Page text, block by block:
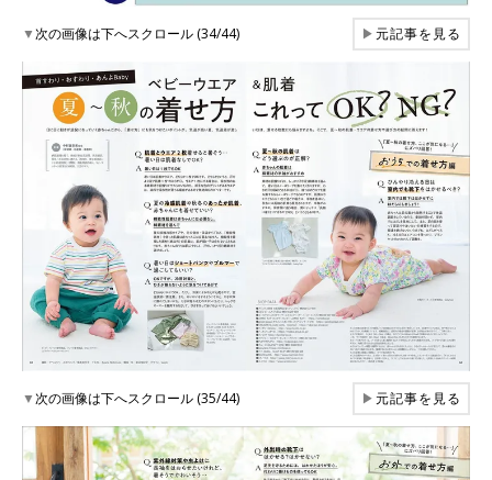
▼次の画像は下へスクロール (34/44) ▶元記事を見る
▼次の画像は下へスクロール (35/44) ▶元記事を見る